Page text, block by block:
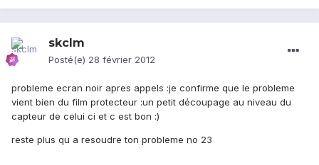
skclm
Posté(e) 28 février 2012
probleme ecran noir apres appels :je confirme que le probleme
vient bien du film protecteur :un petit découpage au niveau du
capteur de celui ci et c est bon :)
reste plus qu a resoudre ton probleme no 23